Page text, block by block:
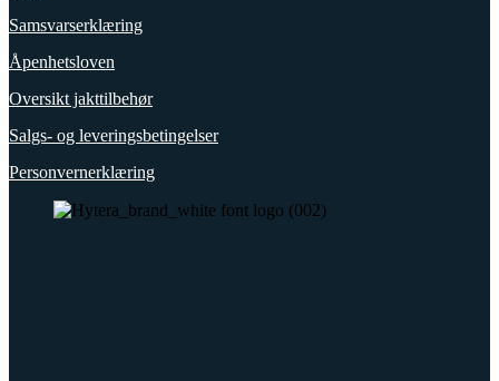
Samsvarserklæring
Åpenhetsloven
Oversikt jakttilbehør
Salgs- og leveringsbetingelser
Personvernerklæring